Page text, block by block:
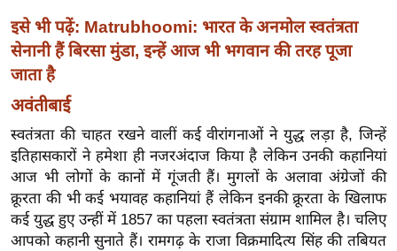
a
k
i
n
N
e
w
s
ला
इसे भी पढ़ें: Matrubhoomi: भारत के अनमोल स्वतंत्रता
सेनानी हैं बिरसा मुंडा, इन्हें आज भी भगवान की तरह पूजा
जाता है
अवंतीबाई
स्वतंत्रता की चाहत रखने वालीं कई वीरांगनाओं ने युद्ध लड़ा है, जिन्हें
इतिहासकारों ने हमेशा ही नजरअंदाज किया है लेकिन उनकी कहानियां
आज भी लोगों के कानों में गूंजती हैं। मुगलों के अलावा अंग्रेजों की
क्रूरता की भी कई भयावह कहानियां हैं लेकिन इनकी क्रूरता के खिलाफ
कई युद्ध हुए उन्हीं में 1857 का पहला स्वतंत्रता संग्राम शामिल है। चलिए
आपको कहानी सुनाते हैं। रामगढ़ के राजा विक्रमादित्य सिंह की तबियत